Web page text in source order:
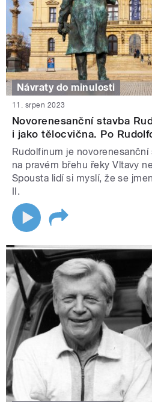
Návraty do minulosti
11. srpen 2023
Novorenesanční stavba
i jako tělocvična. Po
Rudolfinum je
na pravém břehu řeky Vltavy
Spousta lidí si myslí, že se
II.